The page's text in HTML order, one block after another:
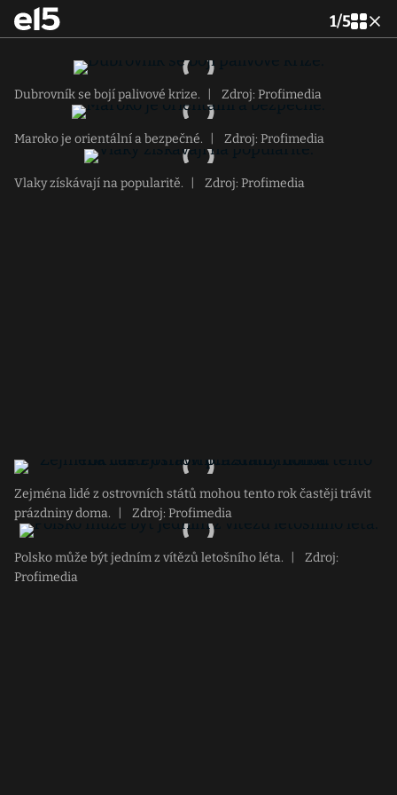
1/5
Dubrovník se bojí palivové krize. Zdroj: Profimedia
Maroko je orientální a bezpečné. Zdroj: Profimedia
Vlaky získávají na popularitě. Zdroj: Profimedia
Zejména lidé z ostrovních států mohou tento rok častěji trávit
prázdniny doma.
Zdroj: Profimedia
Polsko může být jedním z vítězů letošního léta.
Zdroj:
Profimedia